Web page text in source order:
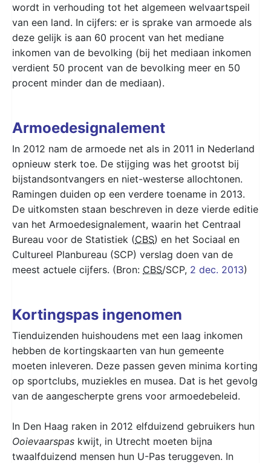
wordt in verhouding tot het algemeen welvaartspeil
van een land. In cijfers: er is sprake van armoede als
deze gelijk is aan 60 procent van het mediane
inkomen van de bevolking (bij het mediaan inkomen
verdient 50 procent van de bevolking meer en 50
procent minder dan de mediaan).
Armoedesignalement
In 2012 nam de armoede net als in 2011 in Nederland
opnieuw sterk toe. De stijging was het grootst bij
bijstandsontvangers en niet-westerse allochtonen.
Ramingen duiden op een verdere toename in 2013.
De uitkomsten staan beschreven in deze vierde editie
van het Armoedesignalement, waarin het Centraal
Bureau voor de Statistiek (CBS) en het Sociaal en
Cultureel Planbureau (SCP) verslag doen van de
meest actuele cijfers. (Bron: CBS/SCP, 2 dec. 2013)
Kortingspas ingenomen
Tienduizenden huishoudens met een laag inkomen
hebben de kortingskaarten van hun gemeente
moeten inleveren. Deze passen geven minima korting
op sportclubs, muziekles en musea. Dat is het gevolg
van de aangescherpte grens voor armoedebeleid.
In Den Haag raken in 2012 elfduizend gebruikers hun
Ooievaarspas kwijt, in Utrecht moeten bijna
twaalfduizend mensen hun U-Pas teruggeven. In